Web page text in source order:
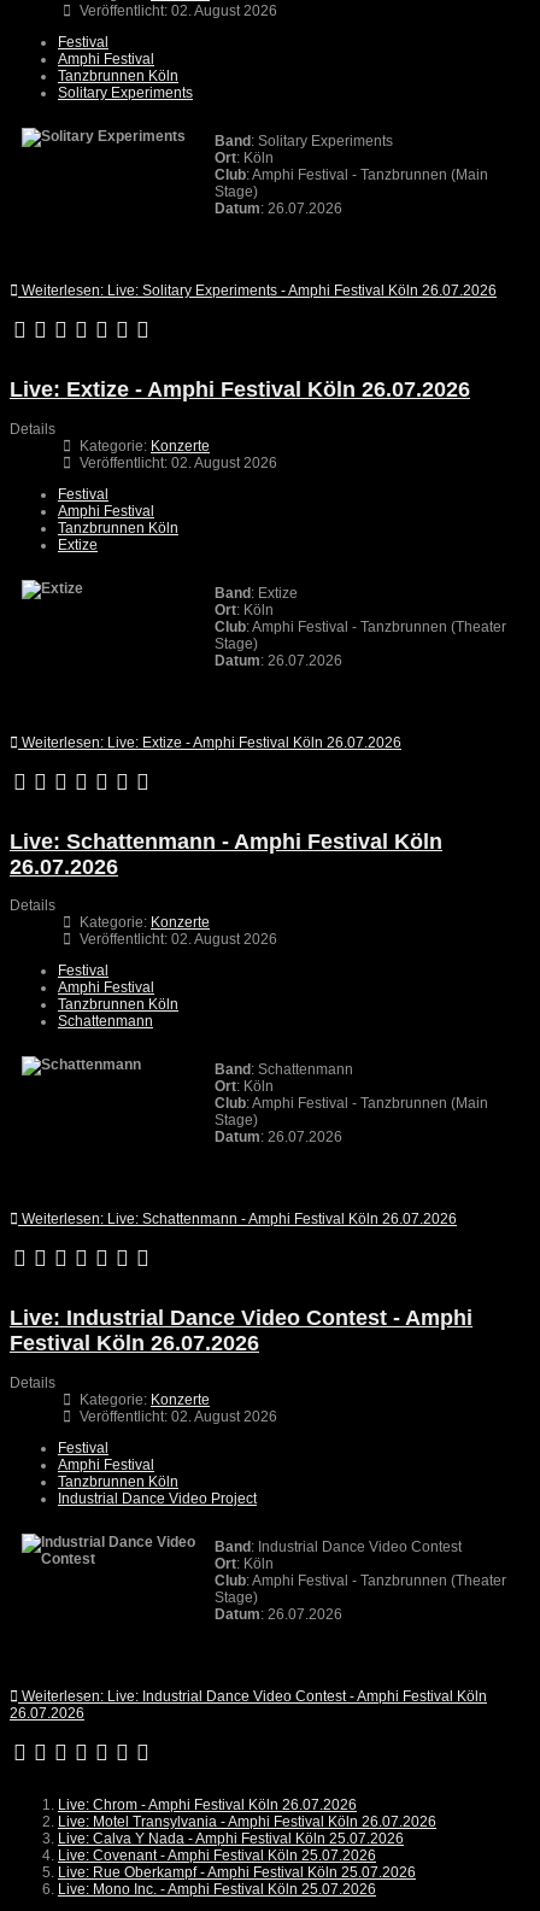
Veröffentlicht: 02. August 2026
Festival
Amphi Festival
Tanzbrunnen Köln
Solitary Experiments
Band: Solitary Experiments
Ort: Köln
Club: Amphi Festival - Tanzbrunnen (Main
Stage)
Datum: 26.07.2026
Weiterlesen: Live: Solitary Experiments - Amphi Festival Köln 26.07.2026
Live: Extize - Amphi Festival Köln 26.07.2026
Details
Kategorie: Konzerte
Veröffentlicht: 02. August 2026
Festival
Amphi Festival
Tanzbrunnen Köln
Extize
Band: Extize
Ort: Köln
Club: Amphi Festival - Tanzbrunnen (Theater
Stage)
Datum: 26.07.2026
Weiterlesen: Live: Extize - Amphi Festival Köln 26.07.2026
Live: Schattenmann - Amphi Festival Köln
26.07.2026
Details
Kategorie: Konzerte
Veröffentlicht: 02. August 2026
Festival
Amphi Festival
Tanzbrunnen Köln
Schattenmann
Band : Schattenmann
Ort: Köln
Club: Amphi Festival - Tanzbrunnen (Main
Stage)
Datum: 26.07.2026
Weiterlesen: Live: Schattenmann - Amphi Festival Köln 26.07.2026
Live: Industrial Dance Video Contest - Amphi
Festival Köln 26.07.2026
Details
Kategorie: Konzerte
Veröffentlicht: 02. August 2026
Festival
Amphi Festival
Tanzbrunnen Köln
Industrial Dance Video Project
Band : Industrial Dance Video Contest
Ort: Köln
Club: Amphi Festival - Tanzbrunnen (Theater
Stage)
Datum: 26.07.2026
Weiterlesen: Live: Industrial Dance Video Contest - Amphi Festival Köln
26.07.2026
Live: Chrom - Amphi Festival Köln 26.07.2026
Live: Motel Transylvania - Amphi Festival Köln 26.07.2026
Live: Calva Y Nada - Amphi Festival Köln 25.07.2026
Live: Covenant - Amphi Festival Köln 25.07.2026
Live: Rue Oberkampf - Amphi Festival Köln 25.07.2026
Live: Mono Inc. - Amphi Festival Köln 25.07.2026